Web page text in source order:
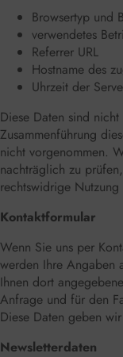
Browsertyp und
verwendetes
Referrer URL
Hostname des
Uhrzeit der
Diese Daten sind
Zusammenführung
nicht vorgenommen.
nachträglich zu
rechtswidrige
Kontaktformular
Wenn Sie uns per
werden Ihre Angaben
Ihnen dort
Anfrage und für den
Diese Daten geben
Newsletterdaten